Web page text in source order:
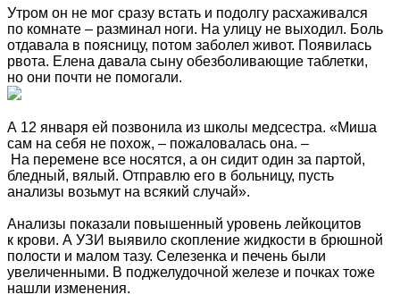
Утром он не мог сразу встать и подолгу расхаживался
по комнате – разминал ноги. На улицу не выходил. Боль
отдавала в поясницу, потом заболел живот. Появилась
рвота. Елена давала сыну обезболивающие таблетки,
но они почти не помогали.
А 12 января ей позвонила из школы медсестра. «Миша
сам на себя не похож, – пожаловалась она. –
На перемене все носятся, а он сидит один за партой,
бледный, вялый. Отправлю его в больницу, пусть
анализы возьмут на всякий случай».
Анализы показали повышенный уровень лейкоцитов
к крови. А УЗИ выявило скопление жидкости в брюшной
полости и малом тазу. Селезенка и печень были
увеличенными. В поджелудочной железе и почках тоже
нашли изменения.